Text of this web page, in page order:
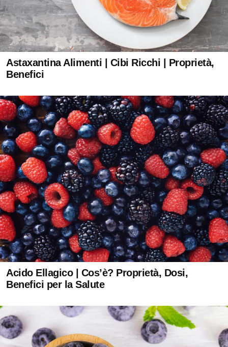
Astaxantina Alimenti | Cibi Ricchi | Proprietà,
Benefici
Acido Ellagico | Cos’è? Proprietà, Dosi,
Benefici per la Salute